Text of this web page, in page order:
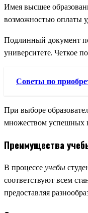
Имея высшее
возможностью оплаты
Подлинный документ
университете. Четкое
Советы по
При выборе
множеством успешных
Преимущества
В процессеучебы
соответствуют всем
предоставляя